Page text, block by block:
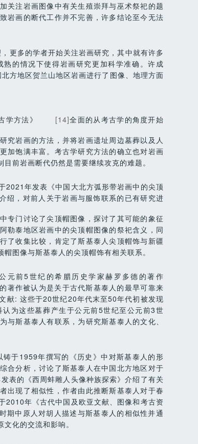
关注岩画图像中有关生殖崇拜与巫术祭祀的题
岩画的断代工作并不完善，许多结论至今无法
更多的学者开始关注岩画研究，其中就有许多
的情况下使得岩画研究更加科学准确。许成
方地区贺兰山地区岩画进行了图像、地理方面
方法》 [14]全面的从考古学的角度开始
究岩画的方法，并将岩画遗址周边墓葬以及人
加饱满丰富。考古学研究方法的确立也对岩画
前岩画断代仍然是需要继续攻克的难题。
2021年发表《中国大北方弧形带岩画中的尖顶
绍，对前人关于岩画与服饰联系的已有研究进
专门讨论了尖顶帽图像，探讨了其可能的象征
勒泰地区岩画中的尖顶帽图像的祭祀含义，同
了收集比较，肯定了斯基泰人尖顶帽饰与新疆
图像与斯基泰人的尖顶帽饰有相关联系。
元前5世纪的希腊历史学家赫罗多德的著作
著作被认为是关于古代斯基泰人的最早可靠来
献: 这些于20世纪20年代末至50年代初被发现
为这些墓葬产生于公元前5世纪至公元前3世
斯基泰人有联系，为研究斯基泰人的文化、
于1959年撰写的《历史》中对斯基泰人的形
合分析，讨论了斯基泰人在中国北方地区对于
表的《西周蚌雕人头像种族探索》介绍了有关
出现了相似性，作者由此推断斯基泰人对于春
2010年《古代中国及欧亚文献、图像和考古资
期中原人对胡人描述与斯基泰人的相似性并通
化的交流和影响。